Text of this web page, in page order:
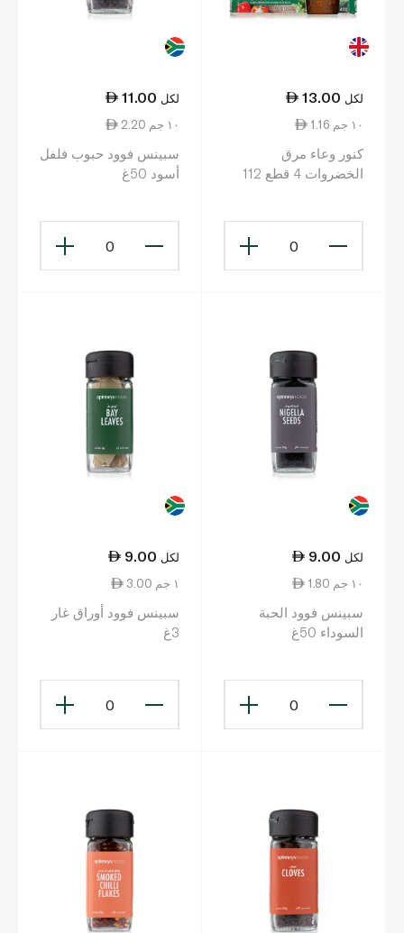
13.00 لكل
1.16 ١٠ جم
كنور وعاء مرق
الخضروات 4 قطع 112
0
11.00 لكل
2.20 ١٠ جم
سبينس فوود حبوب فلفل
أسود 50غ
0
9.00 لكل
1.80 ١٠ جم
سبينس فوود الحبة
السوداء 50غ
0
9.00 لكل
3.00 ١ جم
سبينس فوود أوراق غار
3غ
0